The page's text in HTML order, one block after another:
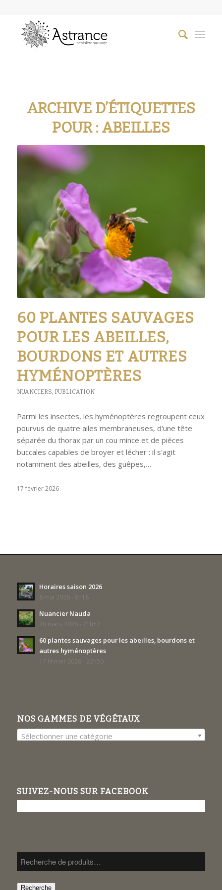
ARCHIVE D’ÉTIQUETTES
POUR :ABEILLES
60 PLANTES SAUVAGES
POUR LES ABEILLES,
BOURDONS ET AUTRES
HYMÉNOPTÈRES
NUANCIERS PUBLICATION
Parmi les insectes, les hyménoptères regroupent ceux
pourvus de quatre ailes membraneuses, d'une tête
séparée du thorax par un cou mince et de pièces
buccales capables de broyer et lécher : il s'agit
notamment des abeilles, des guêpes,…
17 février 2026
Horaires saison 2026
8 mai 2026 - 8h18
Nuancier Nauda
20 mars 2026 - 21h52
60 plantes sauvages pour les abeilles, bourdons et
autres hyménoptères
17 février 2026 - 22h50
NOS GAMMES DE VÉGÉTAUX
Sélectionner une catégorie
SUIVEZ-NOUS SUR FACEBOOK
Recherche